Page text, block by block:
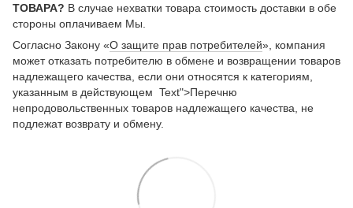
ТОВАРА? В случае нехватки товара стоимость доставки в обе
стороны оплачиваем Мы.
Согласно Закону «О защите прав потребителей», компания
может отказать потребителю в обмене и возвращении товаров
надлежащего качества, если они относятся к категориям,
указанным в действующем Text">Перечню
непродовольственных товаров надлежащего качества, не
подлежат возврату и обмену.